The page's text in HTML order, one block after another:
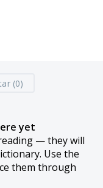
(0)
yet
— they will
Use the
them through